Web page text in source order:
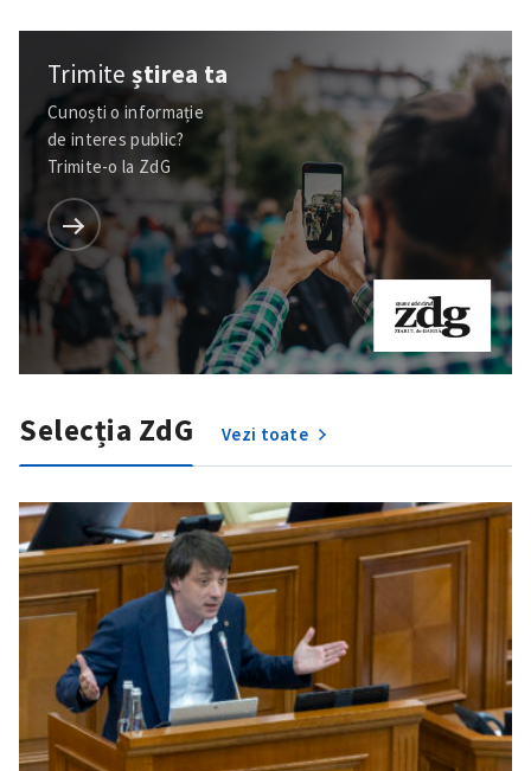
SUSȚINE
Trimiteștirea ta
Cunoști o informație
de interes public?
Trimite-o la ZdG
Selecția ZdG Vezi toate